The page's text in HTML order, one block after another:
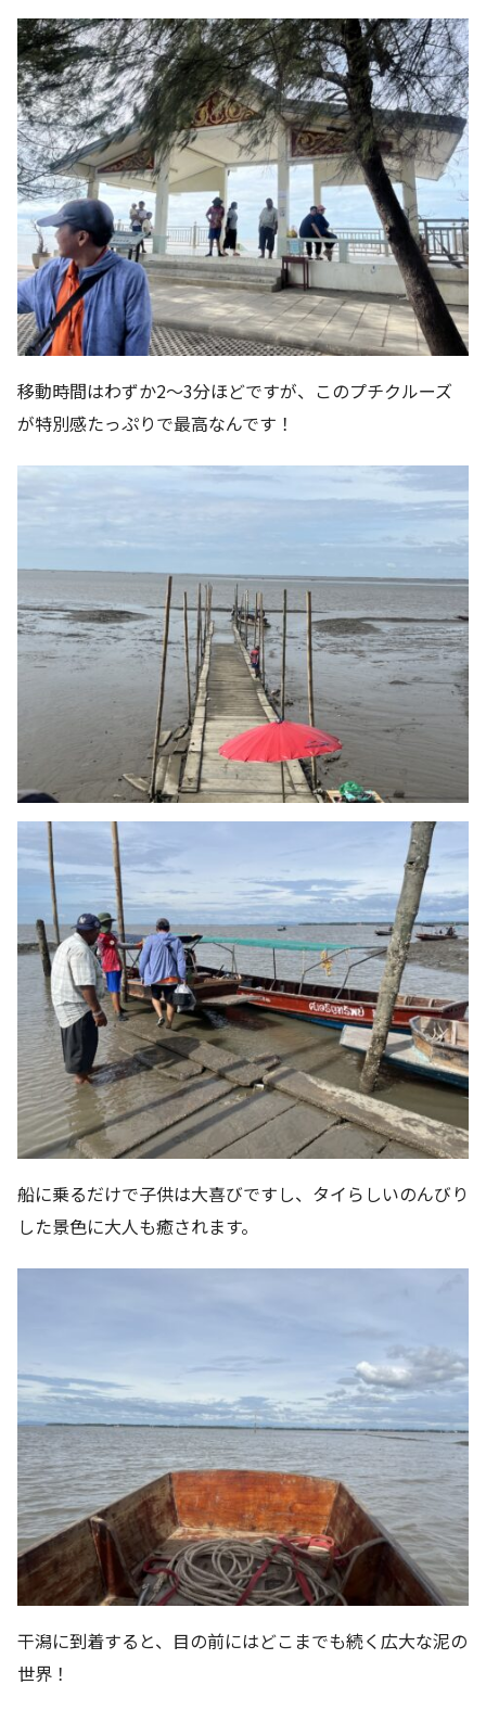
移動時間はわずか2〜3分ほどですが、このプチクルーズ
が特別感たっぷりで最高なんです！
船に乗るだけで子供は大喜びですし、タイらしいのんびり
した景色に大人も癒されます。
干潟に到着すると、目の前にはどこまでも続く広大な泥の
世界！